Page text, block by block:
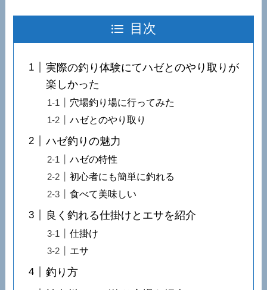
目次
実際の釣り体験にてハゼとのやり取りが
楽しかった
穴場釣り場に行ってみた
ハゼとのやり取り
ハゼ釣りの魅力
ハゼの特性
初心者にも簡単に釣れる
食べて美味しい
良く釣れる仕掛けとエサを紹介
仕掛け
エサ
釣り方